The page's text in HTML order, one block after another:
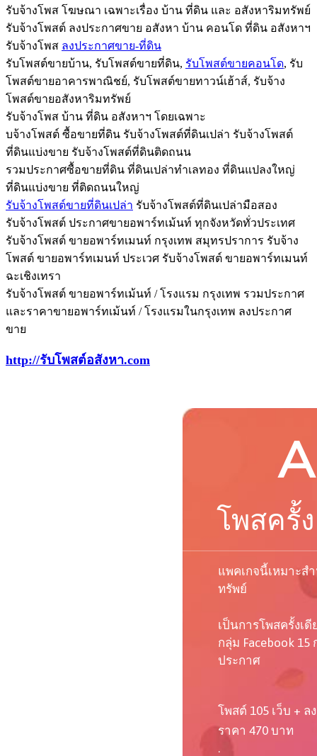
รับจ้างโพส โฆษณา เฉพาะเรื่อง บ้าน ที่ดิน และ อสังหาริมทรัพย์
รับจ้างโพสต์ ลงประกาศขาย อสังหา บ้าน คอนโด ที่ดิน อสังหาฯ
รับจ้างโพส ลงประกาศขาย-ที่ดิน
รับโพสต์ขายบ้าน, รับโพสต์ขายที่ดิน, รับโพสต์ขายคอนโด, รับ
โพสต์ขายอาคารพาณิชย์, รับโพสต์ขายทาวน์เฮ้าส์, รับจ้าง
โพสต์ขายอสังหาริมทรัพย์
รับจ้างโพส บ้าน ที่ดิน อสังหาฯ โดยเฉพาะ
บจ้างโพสต์ ซื้อขายที่ดิน รับจ้างโพสต์ที่ดินเปล่า รับจ้างโพสต์
ที่ดินแบ่งขาย รับจ้างโพสต์ที่ดินติดถนน
รวมประกาศซื้อขายที่ดิน ที่ดินเปล่าทำเลทอง ที่ดินแปลงใหญ่
ที่ดินแบ่งขาย ที่ติดถนนใหญ่
รับจ้างโพสต์ขายที่ดินเปล่า รับจ้างโพสต์ที่ดินเปล่ามือสอง
รับจ้างโพสต์ ประกาศขายอพาร์ทเม้นท์ ทุกจังหวัดทั่วประเทศ
รับจ้างโพสต์ ขายอพาร์ทเมนท์ กรุงเทพ สมุทรปราการ รับจ้าง
โพสต์ ขายอพาร์ทเมนท์ ประเวศ ‎รับจ้างโพสต์ ขายอพาร์ทเมนท์
ฉะเชิงเทรา
รับจ้างโพสต์ ขายอพาร์ทเม้นท์ / โรงแรม กรุงเทพ รวมประกาศ
และราคาขายอพาร์ทเม้นท์ / โรงแรมในกรุงเทพ ลงประกาศ
ขาย
http://รับโพสต์อสังหา.com
A
โพสครั้
แพคเกจนี้เหมาะส
ทรัพย์
เป็นการโพสครั้งเดี
กลุ่ม Facebook
ประกาศ
โพสต์ 105 เว็บ + ล
ราคา 470 บาท
.